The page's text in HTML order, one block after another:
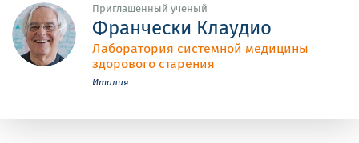
Приглашенный ученый
Франчески Клаудио
Лаборатория системной медицины
здорового старения
Италия